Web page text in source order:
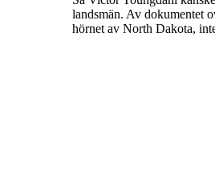
landsmän. Av dokumentet
hörnet av North Dakota,